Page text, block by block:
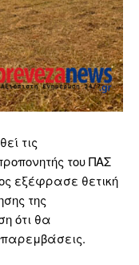
τις
του ΠΑΣ
εξέφρασε θετική
της
ότι θα